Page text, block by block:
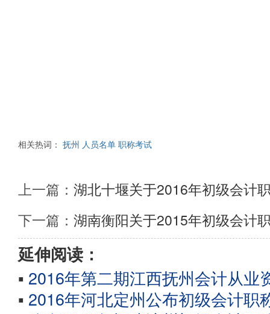
相关热词： 抚州 人员名单 职称考试
上一篇： 湖北十堰关于2016年初级会计
下一篇： 湖南衡阳关于2015年初级会计
延伸阅读：
▪ 2016年第二期江西抚州会计从业
▪ 2016年河北定州公布初级会计职